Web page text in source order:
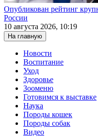
Опубликован рейтинг
России
10 августа 2026, 10:19
На главную
Новости
Воспитание
Уход
Здоровье
Зооменю
Готовимся к выставке
Наука
Породы кошек
Породы собак
Видео